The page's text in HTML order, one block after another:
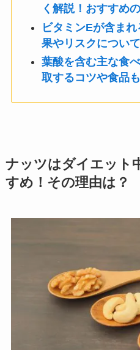
く解説！おすすめ
ビタミンEが含ま
果やリスクについ
葉酸を含む主な食
取するコツや食品
ナッツはダイエット
すめ！その理由は？